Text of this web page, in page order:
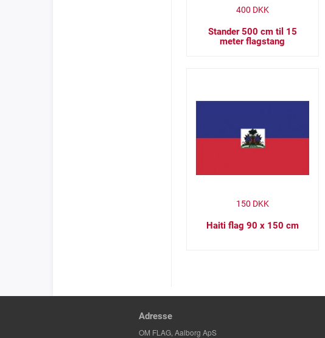
Stander 500 cm til 15
meter flagstang
400 DKK
Haiti flag 90 x 150 cm
150 DKK
Adresse
OM FLAG, Aalborg ApS